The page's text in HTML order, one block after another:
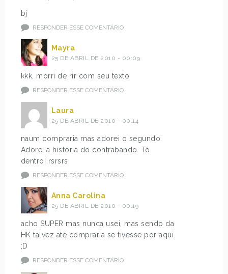
bj
RESPONDER ESSE COMENTÁRIO
Mayra
25 DE ABRIL DE 2010 - 00:09
kkk, morri de rir com seu texto
RESPONDER ESSE COMENTÁRIO
Laura
25 DE ABRIL DE 2010 - 00:14
naum compraria mas adorei o segundo.
Adorei a história do contrabando. Tô
dentro! rsrsrs
RESPONDER ESSE COMENTÁRIO
Anna Carolina
25 DE ABRIL DE 2010 - 00:19
acho SUPER mas nunca usei, mas sendo da
HK talvez até compraria se tivesse por aqui.
;D
RESPONDER ESSE COMENTÁRIO